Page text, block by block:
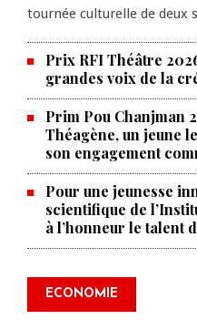
tournée culturelle de deux
Prix RFI Théâtre
grandes voix de la
Prim Pou Chanjman
Théagène, un jeune
son engagement
Pour une jeunesse
scientifique de
à l’honneur le talent
ECONOMIE
Produire le
2ᵉ édition de ses
scientifiques